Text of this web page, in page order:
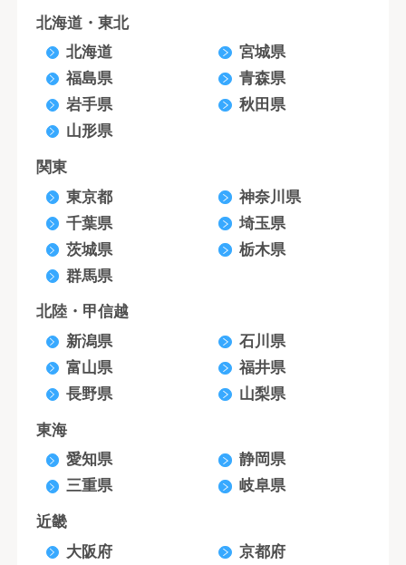
北海道・東北
北海道
宮城県
福島県
青森県
岩手県
秋田県
山形県
関東
東京都
神奈川県
千葉県
埼玉県
茨城県
栃木県
群馬県
北陸・甲信越
新潟県
石川県
富山県
福井県
長野県
山梨県
東海
愛知県
静岡県
三重県
岐阜県
近畿
大阪府
京都府